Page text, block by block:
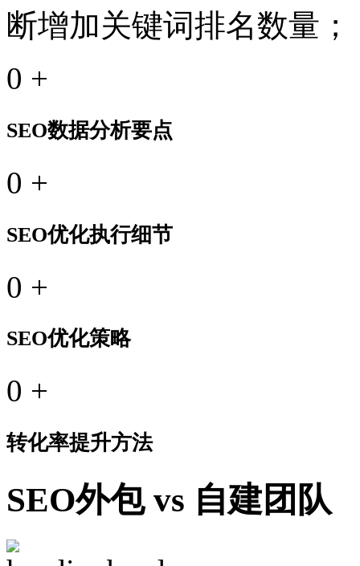
断增加关键词排名数量；
0 +
SEO数据分析要点
0 +
SEO优化执行细节
0 +
SEO优化策略
0 +
转化率提升方法
SEO外包 vs 自建团队